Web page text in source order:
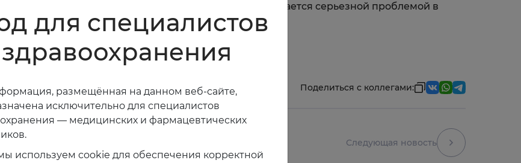
прежнему повышенное артериальное давление остается серьезной проблемой в
Литве, Латвии, Хорватии и Венгрии.
Поделиться с коллегами:
Следующая новость
для специалистов
здравоохранения
размещённая на данном веб-сайте,
исключительно для специалистов
— медицинских и фармацевтических
используем cookie для обеспечения корректной